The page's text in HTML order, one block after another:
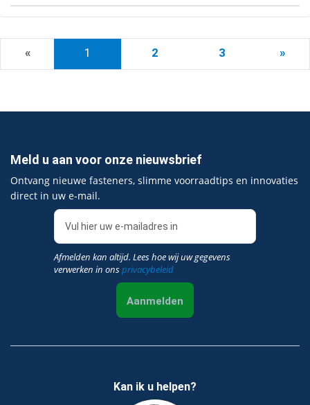
« 1 2 3 »
Meld u aan voor onze nieuwsbrief
Ontvang nieuwe fasteners, slimme voorraadtips en innovaties
direct in uw e‑mail.
Afmelden kan altijd. Lees hoe wij uw gegevens
verwerken in onsprivacybeleid
Aanmelden
Kan ik u helpen?